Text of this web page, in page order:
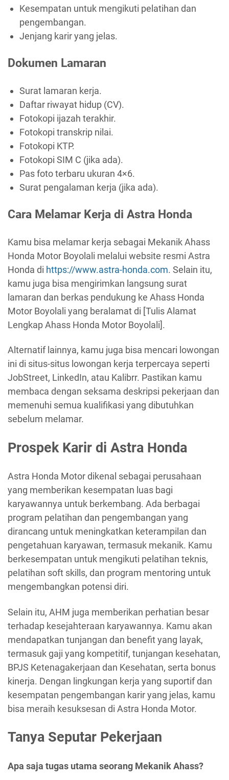
Kesempatan untuk mengikuti pelatihan dan
pengembangan.
Jenjang karir yang jelas.
Dokumen Lamaran
Surat lamaran kerja.
Daftar riwayat hidup (CV).
Fotokopi ijazah terakhir.
Fotokopi transkrip nilai.
Fotokopi KTP.
Fotokopi SIM C (jika ada).
Pas foto terbaru ukuran 4×6.
Surat pengalaman kerja (jika ada).
Cara Melamar Kerja di Astra Honda
Kamu bisa melamar kerja sebagai Mekanik Ahass
Honda Motor Boyolali melalui website resmi Astra
Honda di https://www.astra-honda.com. Selain itu,
kamu juga bisa mengirimkan langsung surat
lamaran dan berkas pendukung ke Ahass Honda
Motor Boyolali yang beralamat di [Tulis Alamat
Lengkap Ahass Honda Motor Boyolali].
Alternatif lainnya, kamu juga bisa mencari lowongan
ini di situs-situs lowongan kerja terpercaya seperti
JobStreet, LinkedIn, atau Kalibrr. Pastikan kamu
membaca dengan seksama deskripsi pekerjaan dan
memenuhi semua kualifikasi yang dibutuhkan
sebelum melamar.
Prospek Karir di Astra Honda
Astra Honda Motor dikenal sebagai perusahaan
yang memberikan kesempatan luas bagi
karyawannya untuk berkembang. Ada berbagai
program pelatihan dan pengembangan yang
dirancang untuk meningkatkan keterampilan dan
pengetahuan karyawan, termasuk mekanik. Kamu
berkesempatan untuk mengikuti pelatihan teknis,
pelatihan soft skills, dan program mentoring untuk
mengembangkan potensi diri.
Selain itu, AHM juga memberikan perhatian besar
terhadap kesejahteraan karyawannya. Kamu akan
mendapatkan tunjangan dan benefit yang layak,
termasuk gaji yang kompetitif, tunjangan kesehatan,
BPJS Ketenagakerjaan dan Kesehatan, serta bonus
kinerja. Dengan lingkungan kerja yang suportif dan
kesempatan pengembangan karir yang jelas, kamu
bisa meraih kesuksesan di Astra Honda Motor.
Tanya Seputar Pekerjaan
Apa saja tugas utama seorang Mekanik Ahass?